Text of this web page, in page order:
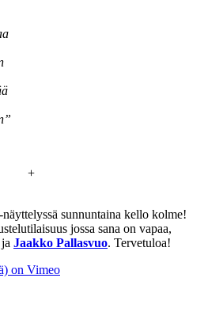
+
sunnuntaina kello kolme!
jossa sana on vapaa,
ja Jaakko Pallasvuo. Tervetuloa!
on Vimeo